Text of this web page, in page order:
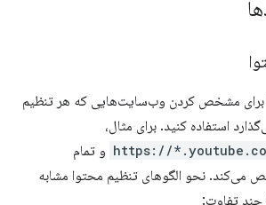
برای مشخص کردن وب‌سایت‌هایی که هر تنظیم
استفاده کنید. برای مثال،
https:// youtube.com و تمام
می‌کند. نحو الگوهای تنظیم محتوا مشابه
چند تفاوت: